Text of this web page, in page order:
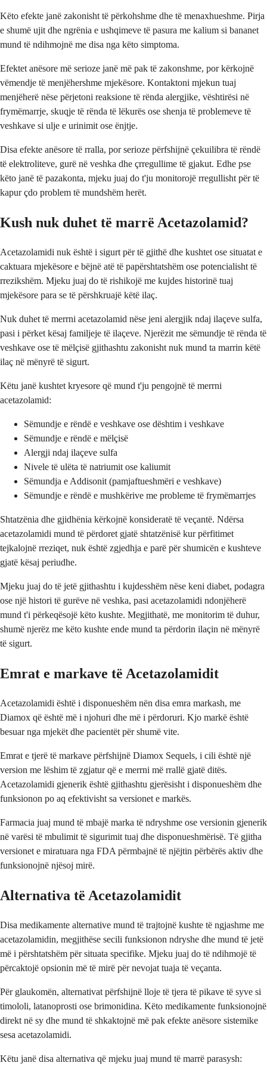
Këto efekte janë zakonisht të përkohshme dhe të menaxhueshme. Pirja
e shumë ujit dhe ngrënia e ushqimeve të pasura me kalium si bananet
mund të ndihmojnë me disa nga këto simptoma.
Efektet anësore më serioze janë më pak të zakonshme, por kërkojnë
vëmendje të menjëhershme mjekësore. Kontaktoni mjekun tuaj
menjëherë nëse përjetoni reaksione të rënda alergjike, vështirësi në
frymëmarrje, skuqje të rënda të lëkurës ose shenja të problemeve të
veshkave si ulje e urinimit ose ënjtje.
Disa efekte anësore të rralla, por serioze përfshijnë çekuilibra të rëndë
të elektroliteve, gurë në veshka dhe çrregullime të gjakut. Edhe pse
këto janë të pazakonta, mjeku juaj do t'ju monitorojë rregullisht për të
kapur çdo problem të mundshëm herët.
Kush nuk duhet të marrë Acetazolamid?
Acetazolamidi nuk është i sigurt për të gjithë dhe kushtet ose situatat e
caktuara mjekësore e bëjnë atë të papërshtatshëm ose potencialisht të
rrezikshëm. Mjeku juaj do të rishikojë me kujdes historinë tuaj
mjekësore para se të përshkruajë këtë ilaç.
Nuk duhet të merrni acetazolamid nëse jeni alergjik ndaj ilaçeve sulfa,
pasi i përket kësaj familjeje të ilaçeve. Njerëzit me sëmundje të rënda të
veshkave ose të mëlçisë gjithashtu zakonisht nuk mund ta marrin këtë
ilaç në mënyrë të sigurt.
Këtu janë kushtet kryesore që mund t'ju pengojnë të merrni
acetazolamid:
Sëmundje e rëndë e veshkave ose dështim i veshkave
Sëmundje e rëndë e mëlçisë
Alergji ndaj ilaçeve sulfa
Nivele të ulëta të natriumit ose kaliumit
Sëmundja e Addisonit (pamjaftueshmëri e veshkave)
Sëmundje e rëndë e mushkërive me probleme të frymëmarrjes
Shtatzënia dhe gjidhënia kërkojnë konsideratë të veçantë. Ndërsa
acetazolamidi mund të përdoret gjatë shtatzënisë kur përfitimet
tejkalojnë rreziqet, nuk është zgjedhja e parë për shumicën e kushteve
gjatë kësaj periudhe.
Mjeku juaj do të jetë gjithashtu i kujdesshëm nëse keni diabet, podagra
ose një histori të gurëve në veshka, pasi acetazolamidi ndonjëherë
mund t'i përkeqësojë këto kushte. Megjithatë, me monitorim të duhur,
shumë njerëz me këto kushte ende mund ta përdorin ilaçin në mënyrë
të sigurt.
Emrat e markave të Acetazolamidit
Acetazolamidi është i disponueshëm nën disa emra markash, me
Diamox që është më i njohuri dhe më i përdoruri. Kjo markë është
besuar nga mjekët dhe pacientët për shumë vite.
Emrat e tjerë të markave përfshijnë Diamox Sequels, i cili është një
version me lëshim të zgjatur që e merrni më rrallë gjatë ditës.
Acetazolamidi gjenerik është gjithashtu gjerësisht i disponueshëm dhe
funksionon po aq efektivisht sa versionet e markës.
Farmacia juaj mund të mbajë marka të ndryshme ose versionin gjenerik
në varësi të mbulimit të sigurimit tuaj dhe disponueshmërisë. Të gjitha
versionet e miratuara nga FDA përmbajnë të njëjtin përbërës aktiv dhe
funksionojnë njësoj mirë.
Alternativa të Acetazolamidit
Disa medikamente alternative mund të trajtojnë kushte të ngjashme me
acetazolamidin, megjithëse secili funksionon ndryshe dhe mund të jetë
më i përshtatshëm për situata specifike. Mjeku juaj do të ndihmojë të
përcaktojë opsionin më të mirë për nevojat tuaja të veçanta.
Për glaukomën, alternativat përfshijnë lloje të tjera të pikave të syve si
timololi, latanoprosti ose brimonidina. Këto medikamente funksionojnë
direkt në sy dhe mund të shkaktojnë më pak efekte anësore sistemike
sesa acetazolamidi.
Këtu janë disa alternativa që mjeku juaj mund të marrë parasysh: